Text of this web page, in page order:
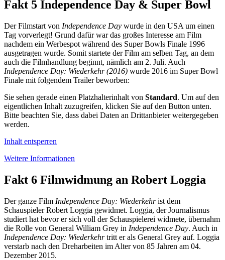
Fakt 5 Independence Day & Super Bowl
Der Filmstart von Independence Day wurde in den USA um einen
Tag vorverlegt! Grund dafür war das großes Interesse am Film
nachdem ein Werbespot während des Super Bowls Finale 1996
ausgetragen wurde. Somit startete der Film am selben Tag, an dem
auch die Filmhandlung beginnt, nämlich am 2. Juli. Auch
Independence Day: Wiederkehr (2016) wurde 2016 im Super Bowl
Finale mit folgendem Trailer beworben:
Sie sehen gerade einen Platzhalterinhalt von Standard. Um auf den
eigentlichen Inhalt zuzugreifen, klicken Sie auf den Button unten.
Bitte beachten Sie, dass dabei Daten an Drittanbieter weitergegeben
werden.
Inhalt entsperren
Weitere Informationen
Fakt 6 Filmwidmung an Robert Loggia
Der ganze Film Independence Day: Wiederkehrist dem
Schauspieler Robert Loggia gewidmet. Loggia, der Journalismus
studiert hat bevor er sich voll der Schauspielerei widmete, übernahm
die Rolle von General William Grey in Independence Day. Auch in
Independence Day: Wiederkehrtritt er als General Grey auf. Loggia
verstarb nach den Dreharbeiten im Alter von 85 Jahren am 04.
Dezember 2015.